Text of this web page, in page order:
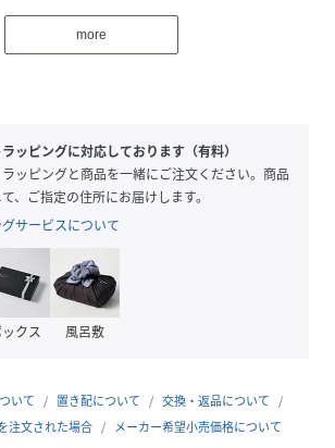
に。
と広がるフレアラインが
ム仕様で楽ちんな履き心地。
カジュアルに、
合わせてきれいめにも着まわせる
パンツです！
（商品番号：6002488）
more
ッピングに対応しております（有料）
ッピングと商品を一緒にご注文ください。商品
、ご指定の住所にお届けします。
サービスについて
クス 風呂敷
いて 置き配について
交換・返品について
注文された場合
メーカー希望小売価格について